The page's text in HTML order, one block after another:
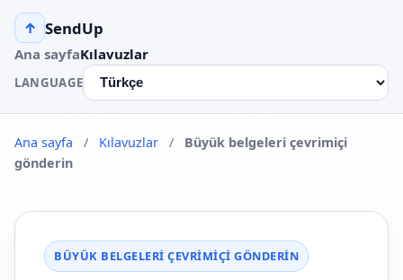
↑ SendUp
Ana sayfaKılavuzlar
LANGUAGE
Ana sayfa / Kılavuzlar /
Büyük belgeleri çevrimiçi
gönderin
BÜYÜK BELGELERI ÇEVRIMIÇI GÖNDERIN